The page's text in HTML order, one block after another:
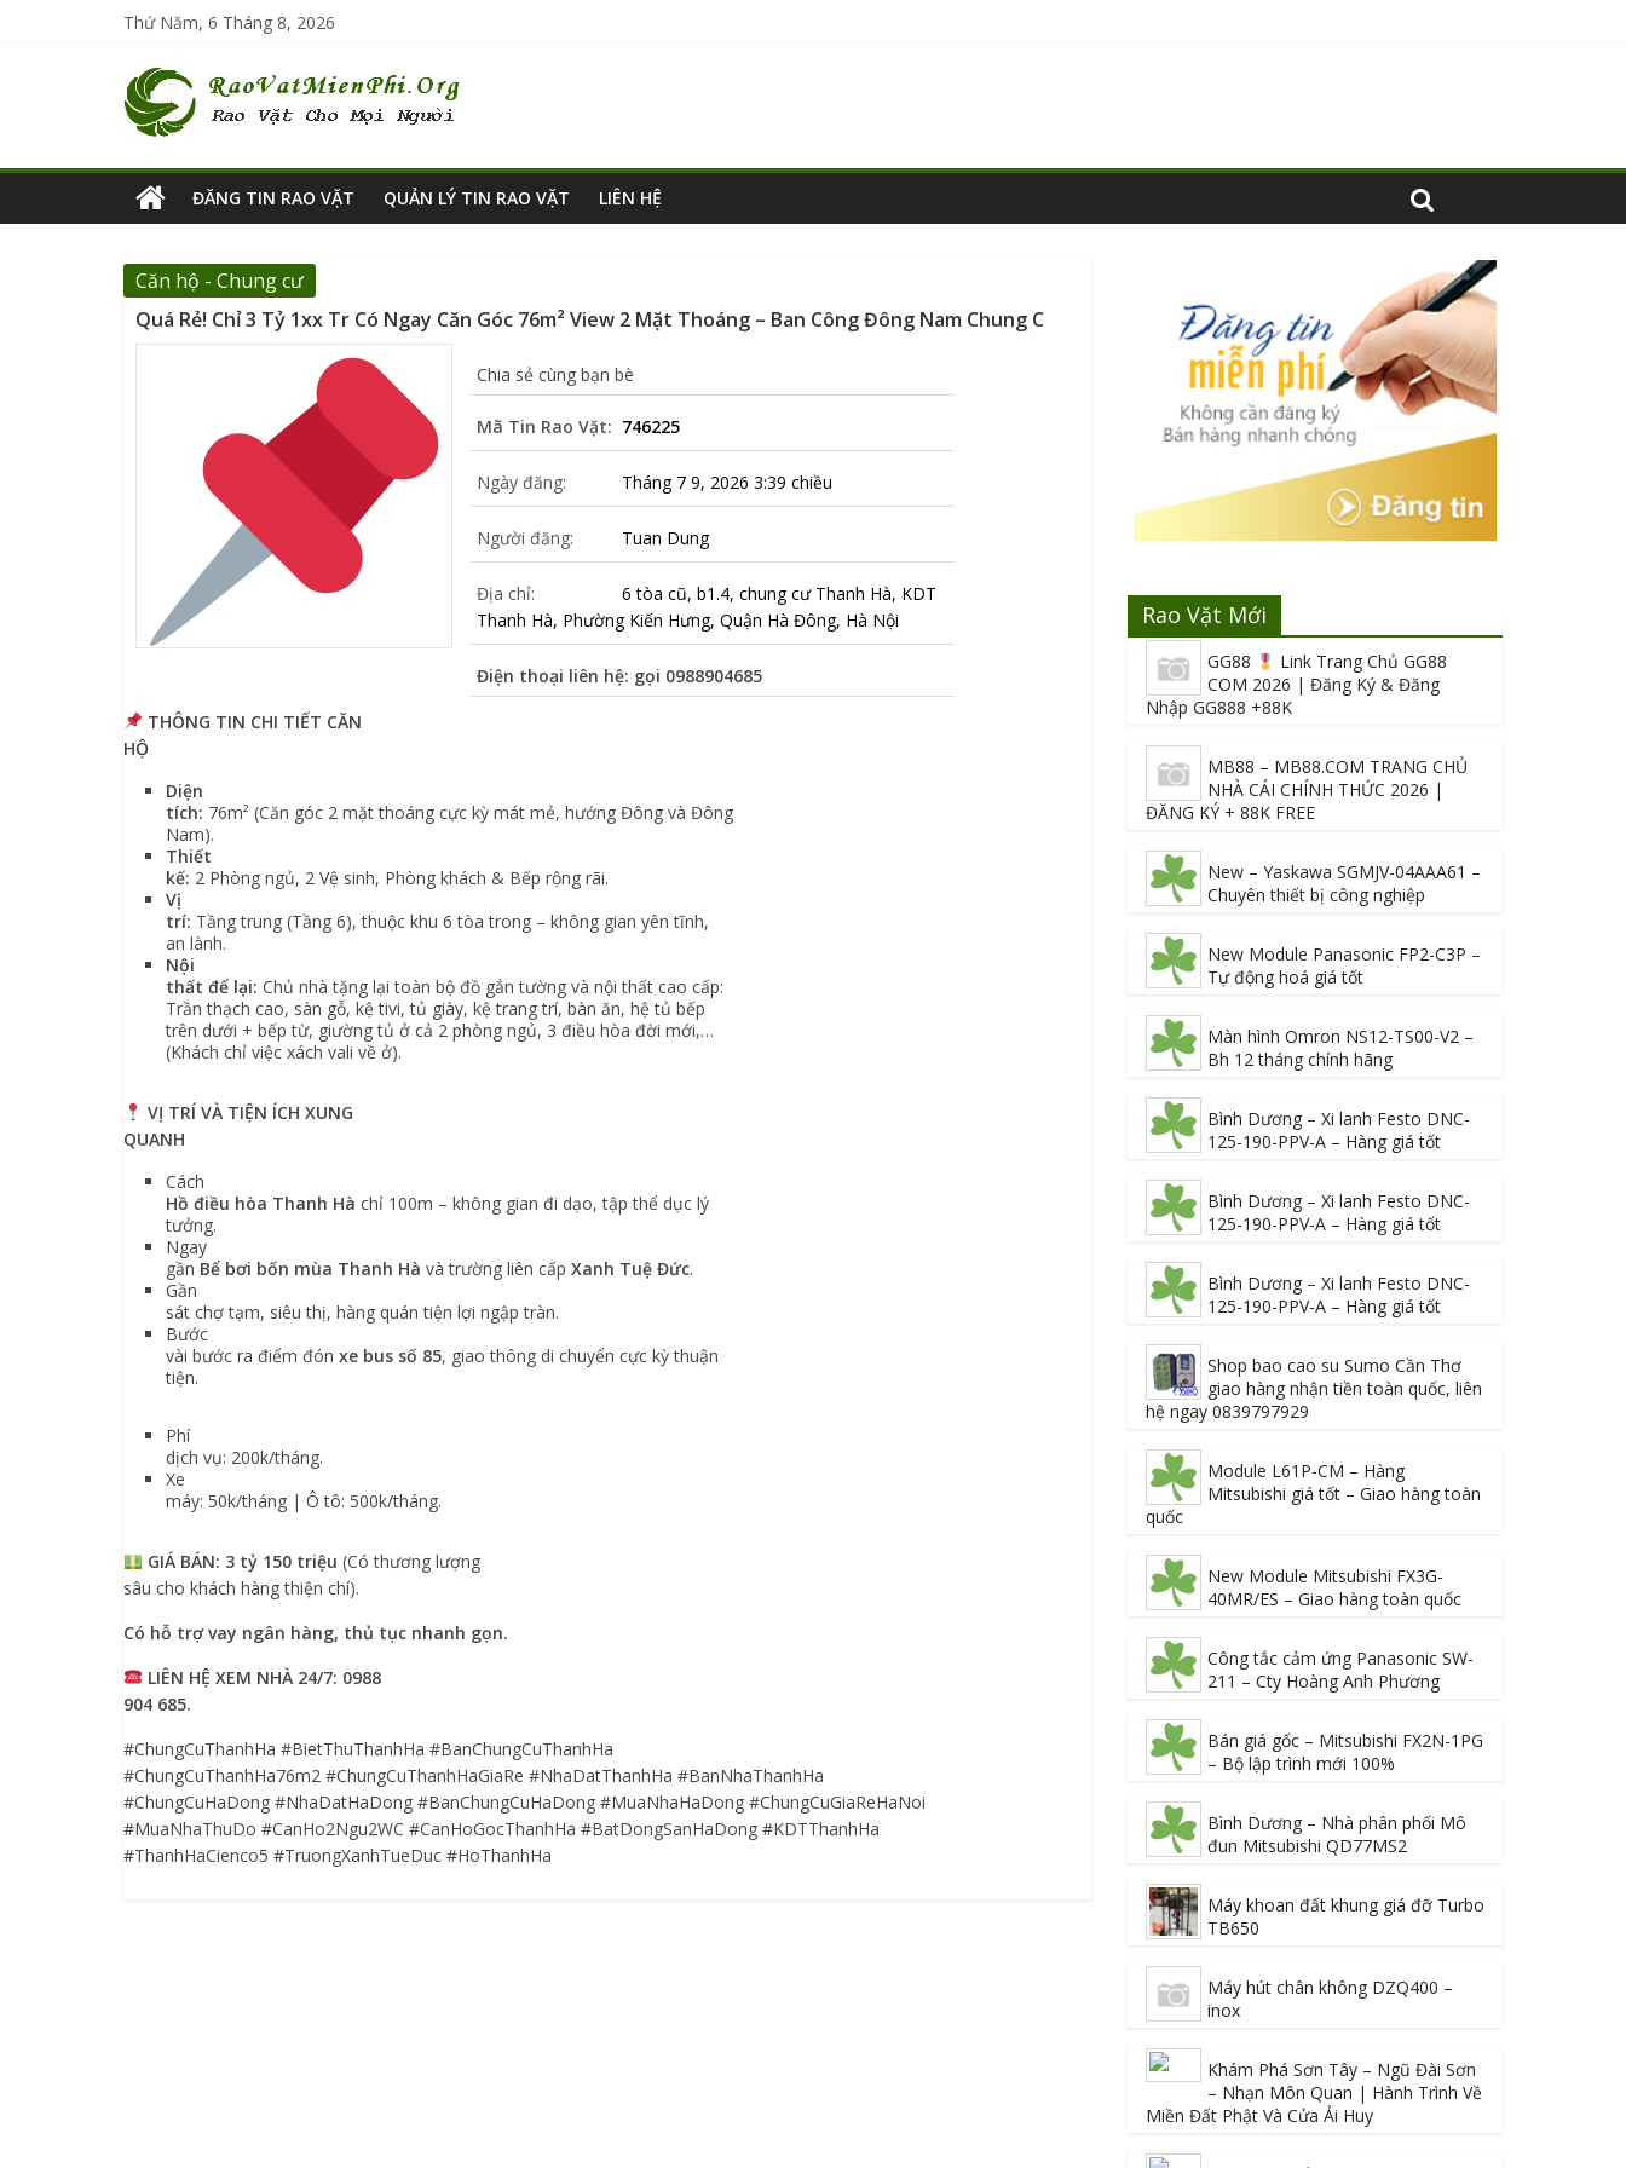
Thứ Năm, 6 Tháng 8, 2026
ĐĂNG TIN RAO VẶT QUẢN LÝ TIN RAO VẶT LIÊN HỆ
Căn hộ - Chung cư
Quá Rẻ! Chỉ 3 Tỷ 1xx Tr Có Ngay Căn Góc 76m² View 2 Mặt Thoáng – Ban Công Đông Nam Chung C
Chia sẻ cùng bạn bè
Mã Tin Rao Vặt: 746225
Ngày đăng: Tháng 7 9, 2026 3:39 chiều
Người đăng: Tuan Dung
Địa chỉ:
6 tòa cũ, b1.4, chung cư Thanh Hà, KDT
Thanh Hà, Phường Kiến Hưng, Quận Hà Đông, Hà Nội
Điện thoại liên hệ: gọi 0988904685
THÔNG TIN CHI TIẾT CĂN
HỘ
Diện
tích: 76m² (Căn góc 2 mặt thoáng cực kỳ mát mẻ, hướng Đông và Đông
Nam).
Thiết
kế: 2 Phòng ngủ, 2 Vệ sinh, Phòng khách & Bếp rộng rãi.
Vị
trí: Tầng trung (Tầng 6), thuộc khu 6 tòa trong – không gian yên tĩnh,
an lành.
Nội
thất để lại: Chủ nhà tặng lại toàn bộ đồ gắn tường và nội thất cao cấp:
Trần thạch cao, sàn gỗ, kệ tivi, tủ giày, kệ trang trí, bàn ăn, hệ tủ bếp
trên dưới + bếp từ, giường tủ ở cả 2 phòng ngủ, 3 điều hòa đời mới,…
(Khách chỉ việc xách vali về ở).
VỊ TRÍ VÀ TIỆN ÍCH XUNG
QUANH
Cách
Hồ điều hòa Thanh Hà chỉ 100m – không gian đi dạo, tập thể dục lý
tưởng.
Ngay
gần Bể bơi bốn mùa Thanh Hà và trường liên cấp Xanh Tuệ Đức.
Gần
sát chợ tạm, siêu thị, hàng quán tiện lợi ngập tràn.
Bước
vài bước ra điểm đón xe bus số 85, giao thông di chuyển cực kỳ thuận
tiện.
Phí
dịch vụ: 200k/tháng.
Xe
máy: 50k/tháng | Ô tô: 500k/tháng.
GIÁ BÁN: 3 tỷ 150 triệu (Có thương lượng
sâu cho khách hàng thiện chí).
Có hỗ trợ vay ngân hàng, thủ tục nhanh gọn.
LIÊN HỆ XEM NHÀ 24/7: 0988
904 685.
#ChungCuThanhHa #BietThuThanhHa #BanChungCuThanhHa
#ChungCuThanhHa76m2 #ChungCuThanhHaGiaRe #NhaDatThanhHa #BanNhaThanhHa
#ChungCuHaDong #NhaDatHaDong #BanChungCuHaDong #MuaNhaHaDong #ChungCuGiaReHaNoi
#MuaNhaThuDo #CanHo2Ngu2WC #CanHoGocThanhHa #BatDongSanHaDong #KDTThanhHa
#ThanhHaCienco5 #TruongXanhTueDuc #HoThanhHa
Rao Vặt Mới
GG88
Link Trang Chủ GG88
COM 2026 | Đăng Ký & Đăng
Nhập GG888 +88K
MB88 – MB88.COM TRANG CHỦ
NHÀ CÁI CHÍNH THỨC 2026 |
ĐĂNG KÝ + 88K FREE
New – Yaskawa SGMJV-04AAA61 –
Chuyên thiết bị công nghiệp
New Module Panasonic FP2-C3P –
Tự động hoá giá tốt
Màn hình Omron NS12-TS00-V2 –
Bh 12 tháng chính hãng
Bình Dương – Xi lanh Festo DNC-
125-190-PPV-A – Hàng giá tốt
Bình Dương – Xi lanh Festo DNC-
125-190-PPV-A – Hàng giá tốt
Bình Dương – Xi lanh Festo DNC-
125-190-PPV-A – Hàng giá tốt
Shop bao cao su Sumo Cần Thơ
giao hàng nhận tiền toàn quốc, liên
hệ ngay 0839797929
Module L61P-CM – Hàng
Mitsubishi giá tốt – Giao hàng toàn
quốc
New Module Mitsubishi FX3G-
40MR/ES – Giao hàng toàn quốc
Công tắc cảm ứng Panasonic SW-
211 – Cty Hoàng Anh Phương
Bán giá gốc – Mitsubishi FX2N-1PG
– Bộ lập trình mới 100%
Bình Dương – Nhà phân phối Mô
đun Mitsubishi QD77MS2
Máy khoan đất khung giá đỡ Turbo
TB650
Máy hút chân không DZQ400 –
inox
Khám Phá Sơn Tây – Ngũ Đài Sơn
– Nhạn Môn Quan | Hành Trình Về
Miền Đất Phật Và Cửa Ải Huy